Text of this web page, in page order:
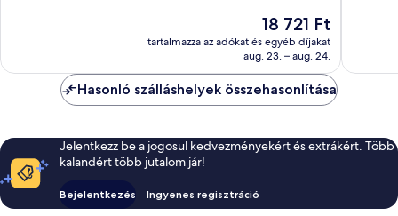
Az
ár
18 721 Ft
18 721 Ft
tartalmazza az adókat és egyéb díjakat
aug. 23. – aug. 24.
Hasonló szálláshelyek összehasonlítása
Jelentkezz be a jogosul kedvezményekért és extrákért. Több
kalandért több jutalom jár!
Bejelentkezés Ingyenes regisztráció